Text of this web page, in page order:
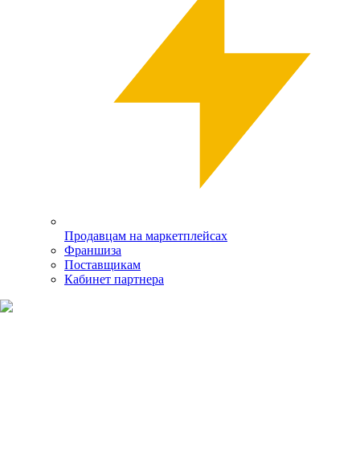
Продавцам на маркетплейсах
Франшиза
Поставщикам
Кабинет партнера